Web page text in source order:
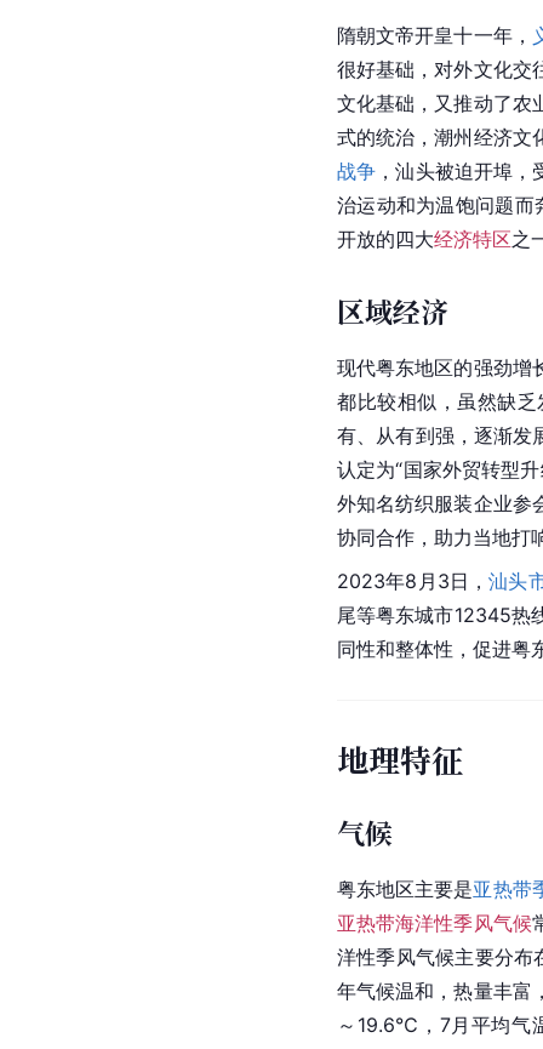
隋朝文帝开皇十一年，
很好基础，对外文化交
文化基础，又推动了农
式的统治，潮州经济文
战争 ，汕头被迫开埠
治运动和为温饱问题
开放的四大经济特区之
区域经济
现代粤东地区的强劲增
都比较相似，虽然缺乏
有、从有到强，逐渐
认定为“国家外贸转型
外知名纺织服装企业参
协同合作，助力当地打
2023年8月3日，汕头
尾等粤东城市12345热
同性和整体性，促进粤
地理特征
气候
粤东地区主要是亚热带
亚热带海洋性季风气候
洋性季风气候主要分布
年气候温和，热量丰富
～19.6℃，7月平均